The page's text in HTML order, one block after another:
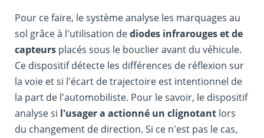
Pour ce faire, le système analyse les marquages au
sol grâce à l'utilisation dediodes infrarouges et de
capteursplacés sous le bouclier avant du véhicule.
Ce dispositif détecte les différences de réflexion sur
la voie et si l'écart de trajectoire est intentionnel de
la part de l'automobiliste. Pour le savoir, le dispositif
analyse si l'usager a actionné un clignotantlors
du changement de direction. Si ce n'est pas le cas,